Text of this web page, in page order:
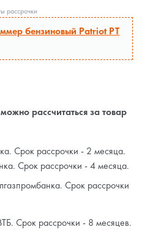
рассрочки
бензиновый Patriot PT
рассчитаться за товар
Срок рассрочки - 2 месяца.
Срок рассрочки - 4 месяца.
Срок рассрочки
Срок рассрочки - 8 месяцев.